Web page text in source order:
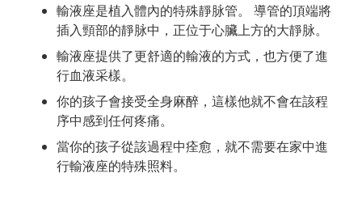
輸液座是植入體內的特殊靜脉管。 導管的頂端將
插入頸部的靜脉中，正位于心臟上方的大靜脉。
輸液座提供了更舒適的輸液的方式，也方便了進
行血液采樣。
你的孩子會接受全身麻醉，這樣他就不會在該程
序中感到任何疼痛。
當你的孩子從該過程中痊愈，就不需要在家中進
行輸液座的特殊照料。